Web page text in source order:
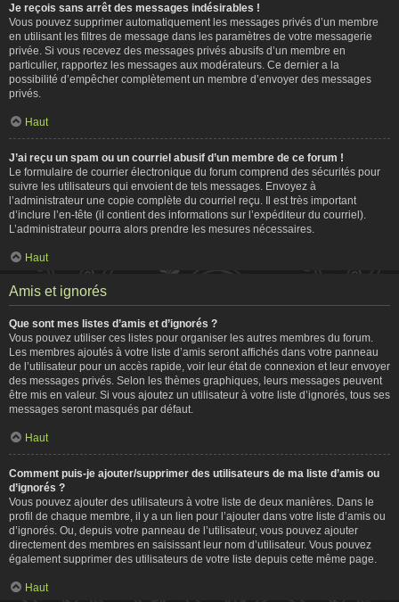
Je reçois sans arrêt des messages indésirables !
Vous pouvez supprimer automatiquement les messages privés d’un membre
en utilisant les filtres de message dans les paramètres de votre messagerie
privée. Si vous recevez des messages privés abusifs d’un membre en
particulier, rapportez les messages aux modérateurs. Ce dernier a la
possibilité d’empêcher complètement un membre d’envoyer des messages
privés.
Haut
J’ai reçu un spam ou un courriel abusif d’un membre de ce forum !
Le formulaire de courrier électronique du forum comprend des sécurités pour
suivre les utilisateurs qui envoient de tels messages. Envoyez à
l’administrateur une copie complète du courriel reçu. Il est très important
d’inclure l’en-tête (il contient des informations sur l’expéditeur du courriel).
L’administrateur pourra alors prendre les mesures nécessaires.
Haut
Amis et ignorés
Que sont mes listes d’amis et d’ignorés ?
Vous pouvez utiliser ces listes pour organiser les autres membres du forum.
Les membres ajoutés à votre liste d’amis seront affichés dans votre panneau
de l’utilisateur pour un accès rapide, voir leur état de connexion et leur envoyer
des messages privés. Selon les thèmes graphiques, leurs messages peuvent
être mis en valeur. Si vous ajoutez un utilisateur à votre liste d’ignorés, tous ses
messages seront masqués par défaut.
Haut
Comment puis-je ajouter/supprimer des utilisateurs de ma liste d’amis ou
d’ignorés ?
Vous pouvez ajouter des utilisateurs à votre liste de deux manières. Dans le
profil de chaque membre, il y a un lien pour l’ajouter dans votre liste d’amis ou
d’ignorés. Ou, depuis votre panneau de l’utilisateur, vous pouvez ajouter
directement des membres en saisissant leur nom d’utilisateur. Vous pouvez
également supprimer des utilisateurs de votre liste depuis cette même page.
Haut